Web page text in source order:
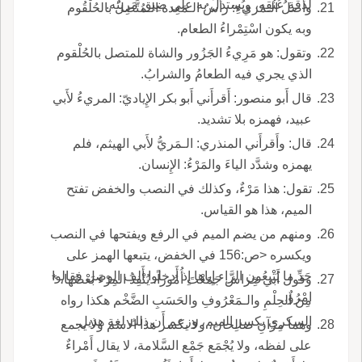
لدقةِ عُنُقِه، ويُستدلُّ به على ضِيق مَريئه.
وأَصلُ الـمَريءِ: رأْسُ الـمَعِدة الـمُتَّصِلُ بالحُلْقُوم
وبه يكون اسْتِمْراءُ الطعام.
وتقول: هو مَرِيءُ الجَزُور والشاة للمتصل بالحُلْقوم
الذي يجري فيه الطعامُ والشرابُ.
قال أَبو منصور: أَقرأَني أَبو بكر الإِياديّ: المريءُ لأَبي
عبيد، فهمزه بلا تشديد.
قال: وأَقرأَني المنذري: الـمَريُّ لأَبي الهيثم، فلم
يهمزه وشدَّد الياءَ والمَرْءُ: الإِنسان.
تقول: هذا مَرْءٌ، وكذلك في النصب والخفض تفتح
الميم، هذا هو القياس.
ومنهم من يضم الميم في الرفع ويفتحها في النصب
ويكسره <ص:156 في الخفض، يتبعها الهمز على
حَدِّ ما يُتْبِعُون الرَّاء إِياها إِذ أَدخلوا أَلف الوصل فقالوا
امْرُؤٌ.
وقول أَبي خِراش جَمَعْتَ أُمُوراً، يُنْفِذُ المِرْءَ بَعْضُها، *
مِنَ الحِلْمِ والـمَعْرُوفِ والحَسَبِ الضَّخْم هكذا رواه
السكري بكسر الميم، وزعم أَن ذلك لغة هذيل.
وهما مِرْآنِ صالِحان، ولا يكسر هذا الاسم ولا يجمع
على لفظه، ولا يُجْمَع جَمْع السَّلامة، لا يقال أَمْراءٌ